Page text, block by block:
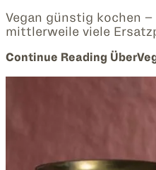
Vegan günstig kochen
mittlerweile viele
Continue Reading